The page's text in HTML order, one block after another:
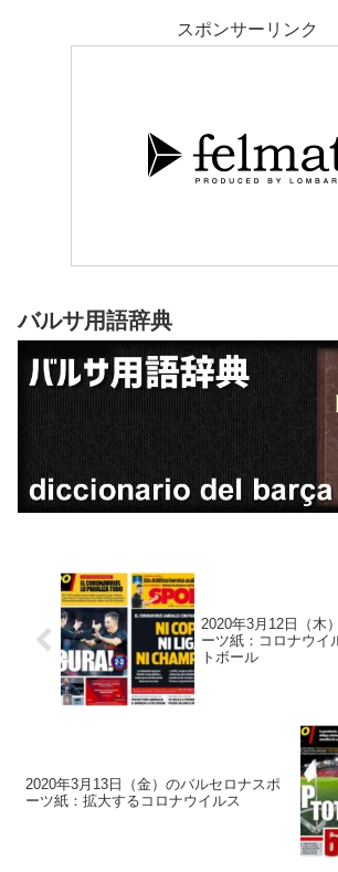
スポンサーリンク
バルサ用語辞典
2020年3月12日（木
ーツ紙：コロナウイ
トボール
2020年3月13日（金）のバルセロナスポ
ーツ紙：拡大するコロナウイルス